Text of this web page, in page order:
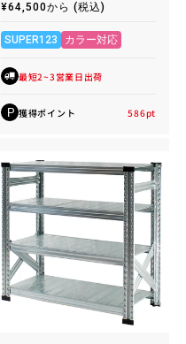
通
価
格
¥64,500から (税込)
SUPER123 カラー対応
最短2~3営業日出荷
P 獲得ポイント 586pt